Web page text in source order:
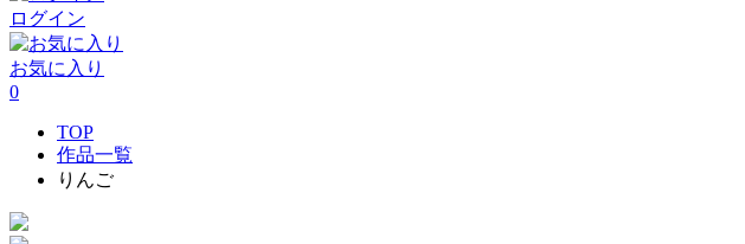
ログイン
お気に入り
0
TOP
作品一覧
りんご